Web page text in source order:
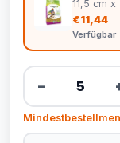
11,5 cm x
€11,44
Verfügbar
−